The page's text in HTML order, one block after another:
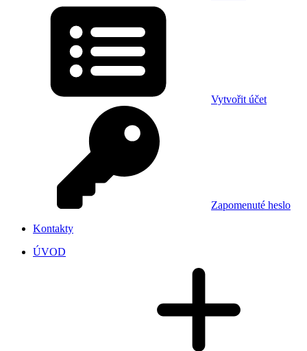
Vytvořit účet
Zapomenuté heslo
Kontakty
ÚVOD